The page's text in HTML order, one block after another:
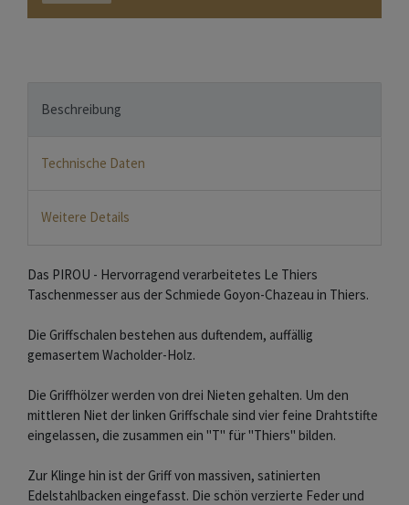
Beschreibung
Technische Daten
Weitere Details
Das PIROU - Hervorragend verarbeitetes Le Thiers
Taschenmesser aus der Schmiede Goyon-Chazeau in Thiers.
Die Griffschalen bestehen aus duftendem, auffällig
gemasertem Wacholder-Holz.
Die Griffhölzer werden von drei Nieten gehalten. Um den
mittleren Niet der linken Griffschale sind vier feine Drahtstifte
eingelassen, die zusammen ein "T" für "Thiers" bilden.
Zur Klinge hin ist der Griff von massiven, satinierten
Edelstahlbacken eingefasst. Die schön verzierte Feder und